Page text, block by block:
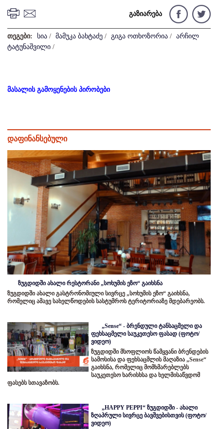
გაზიარება
თეგები: სია / მამუკა ბახტაძე / გიგა ოთხოზორია / არჩილ
ტატუნაშვილი /
მასალის გამოყენების პირობები
დაფინანსებული
ზუგდიდში ახალი რესტორანი „სოხუმის ეზო“ გაიხსნა
ზუგდიდში ახალი გასტრონომიული სივრცე „სოხუმის ეზო“ გაიხსნა,
რომელიც ამავე სახელწოდების სასტუმროს ტერიტორიაზე მდებარეობს.
„Sense“ - ბრენდული ტანსაცმელი და
ფეხსაცმელი საუკეთესო ფასად (ფოტო/
ვიდეო)
ზუგდიდში მსოფლიოს წამყვანი ბრენდების
სამოსისა და ფეხსაცმლის მაღაზია „Sense“
გაიხსნა, რომელიც მომხმარებლებს
საუკეთესო ხარისხსა და ხელმისაწვდომ
ფასებს სთავაზობს.
„HAPPY PEPPI“ ზუგდიდში - ახალი
ზღაპრული სივრცე ბავშვებისთვის (ფოტო/
ვიდეო)